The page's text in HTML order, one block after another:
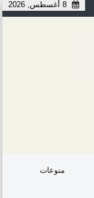
8 أغسطس, 2026
منوعات